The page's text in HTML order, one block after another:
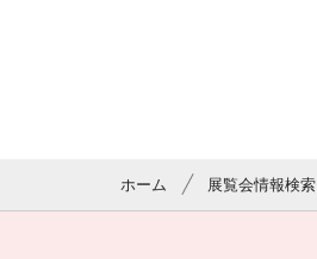
ホーム 展覧会情報検